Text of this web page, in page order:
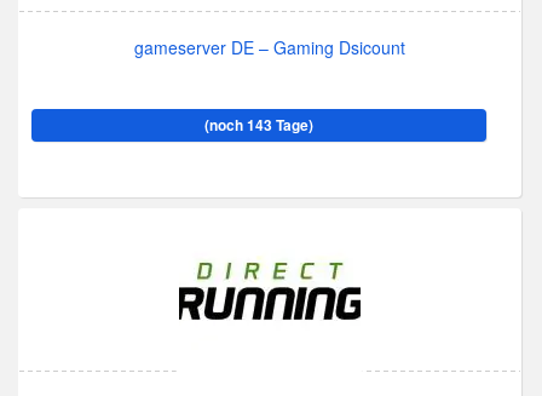
gameserver DE – Gaming Dsicount
(noch 143 Tage)